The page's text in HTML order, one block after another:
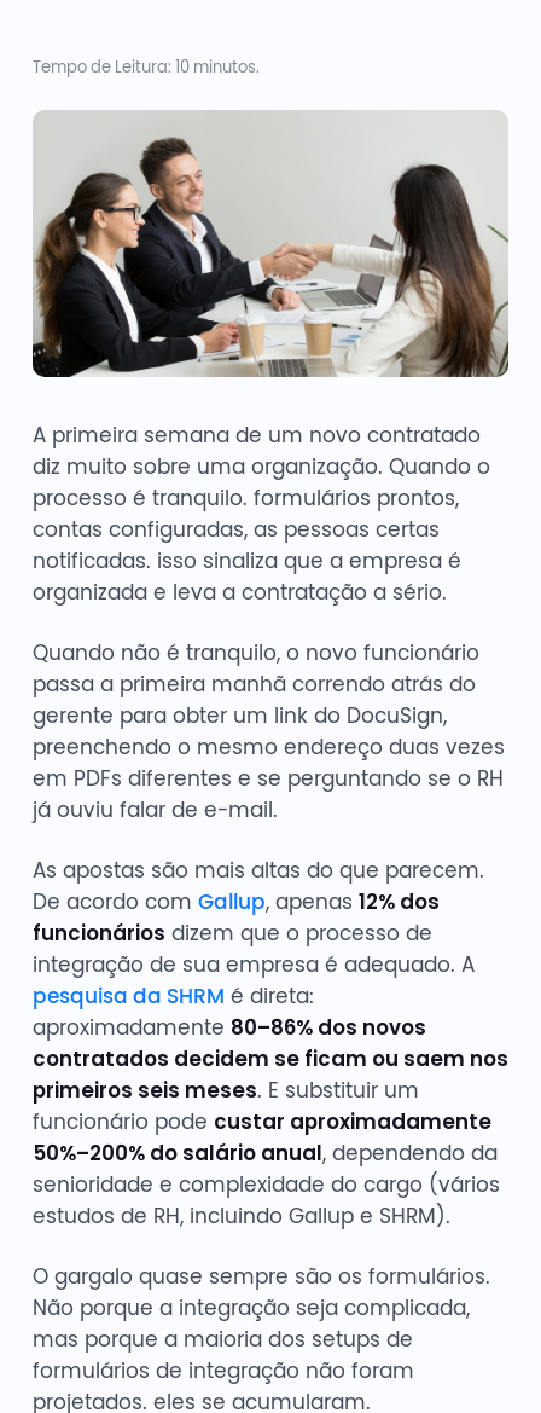
Tempo de Leitura: 10 minutos.
A primeira semana de um novo contratado
diz muito sobre uma organização. Quando o
processo é tranquilo. formulários prontos,
contas configuradas, as pessoas certas
notificadas. isso sinaliza que a empresa é
organizada e leva a contratação a sério.
Quando não é tranquilo, o novo funcionário
passa a primeira manhã correndo atrás do
gerente para obter um link do DocuSign,
preenchendo o mesmo endereço duas vezes
em PDFs diferentes e se perguntando se o RH
já ouviu falar de e-mail.
As apostas são mais altas do que parecem.
De acordo com Gallup, apenas 12% dos
funcionários dizem que o processo de
integração de sua empresa é adequado. A
pesquisa da SHRM é direta:
aproximadamente 80–86% dos novos
contratados decidem se ficam ou saem nos
primeiros seis meses. E substituir um
funcionário pode custar aproximadamente
50%–200% do salário anual, dependendo da
senioridade e complexidade do cargo (vários
estudos de RH, incluindo Gallup e SHRM).
O gargalo quase sempre são os formulários.
Não porque a integração seja complicada,
mas porque a maioria dos setups de
formulários de integração não foram
projetados. eles se acumularam.